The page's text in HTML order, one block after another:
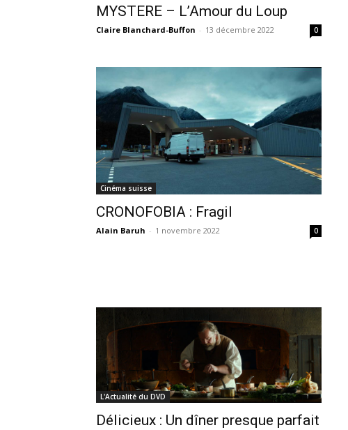
MYSTERE – L’Amour du Loup
Claire Blanchard-Buffon - 13 décembre 2022 0
Cinéma suisse
CRONOFOBIA : Fragil
Alain Baruh - 1 novembre 2022 0
L'Actualité du DVD
Délicieux : Un dîner presque parfait